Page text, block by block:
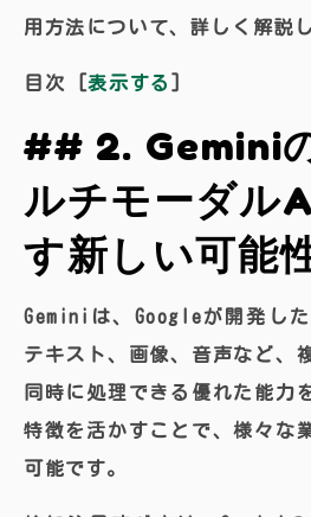
用方法について、詳しく解説
目次 [表示する
## 2. Gemini
ルチモーダル
す新しい可能
Geminiは、Googleが開発し
テキスト、画像、音声など、
同時に処理できる優れた能力
特徴を活かすことで、様々な
可能です。